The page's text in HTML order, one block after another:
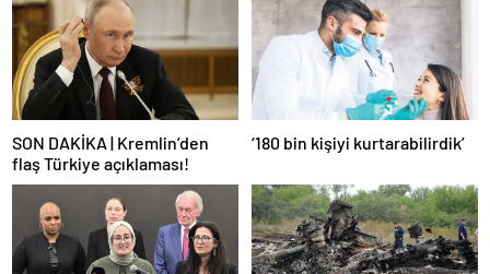
SON DAKİKA | Kremlin’den
flaş Türkiye açıklaması!
‘180 bin kişiyi kurtarabilirdik’